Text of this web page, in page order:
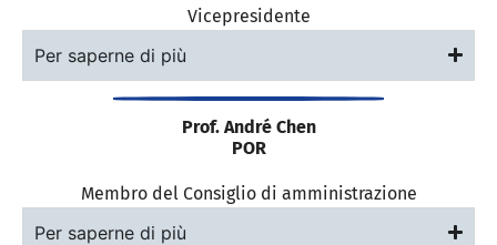
Vicepresidente
Per saperne di più
Prof. André Chen
POR
Membro del Consiglio di amministrazione
Per saperne di più